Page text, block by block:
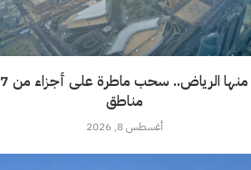
منها الرياض.. سحب ماطرة على أجزاء من 7
مناطق
أغسطس 8, 2026